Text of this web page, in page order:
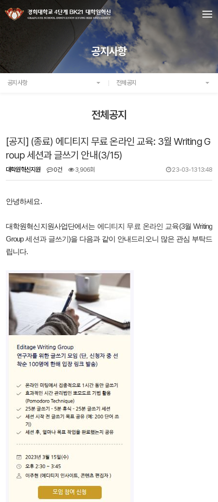
공지사항
공지사항 전체공지
전체공지
[공지] (종료) 에디티지 무료 온라인 교육: 3월 Writing G
roup 세션과 글쓰기 안내(3/15)
대학원혁신지원 0건 3,906회 23-03-13 13:48
안녕하세요.
대학원혁신지원사업단에서는 에디티지 무료 온라인 교육(3월 Writing
Group 세션과 글쓰기)을 다음과 같이 안내드리오니 많은 관심 부탁드
립니다.